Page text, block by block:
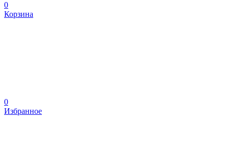
0
Корзина
0
Избранное